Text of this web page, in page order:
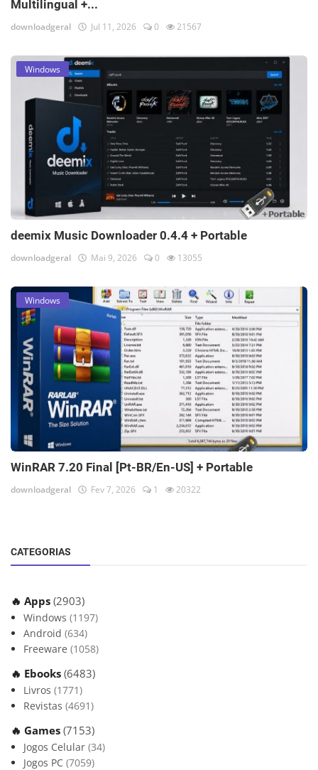
Multilingual +...
downloadgeral Jul 11, 2026 0 21567
Windows
deemix Music Downloader 0.4.4 + Portable
downloadgeral Mai 9, 2026 0 13055
Windows
WinRAR 7.20 Final [Pt-BR/En-US] + Portable
downloadgeral Fev 7, 2026 1 20322
CATEGORIAS
🔥 Apps (2903)
Windows (1197)
Android (634)
Freeware (1058)
🔥 Ebooks (6483)
Livros (1771)
Revistas (4691)
🔥 Games (7153)
Jogos Celular (34)
Jogos PC (7059)